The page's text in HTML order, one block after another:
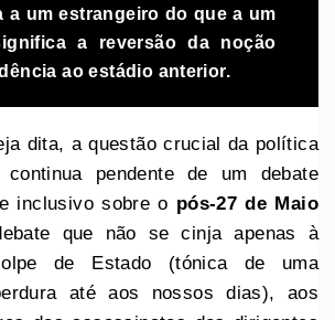
a um estrangeiro do que a um
a reversão da
noção
ao estádio anterior.
dita, a questão crucial da política
continua pendente de um debate
inclusivo sobre o pós-27 de Maio
que não se cinja apenas à
de Estado (tónica de uma
até aos nossos dias), aos